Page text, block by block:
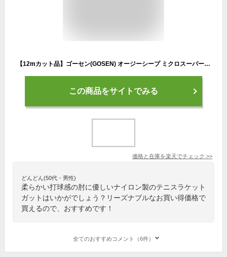
【12mカット品】ゴーセン(GOSEN) オージーシープ ミクロスーパー(OG Sheep micro Super) ホワイト ノンパッケージ [M便 1/6]【あす楽】
この商品をサイトでみる
価格と在庫を楽天でチェック >>
どんどん(50代・男性)
柔らかい打球感の肘に優しいナイロン製のテニスラケット
ガットはいかがでしょう？リーズナブルなお買い得価格で
買えるので、おすすめです！
全てのおすすめコメント（6件）